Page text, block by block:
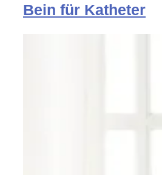
Bein für Katheter